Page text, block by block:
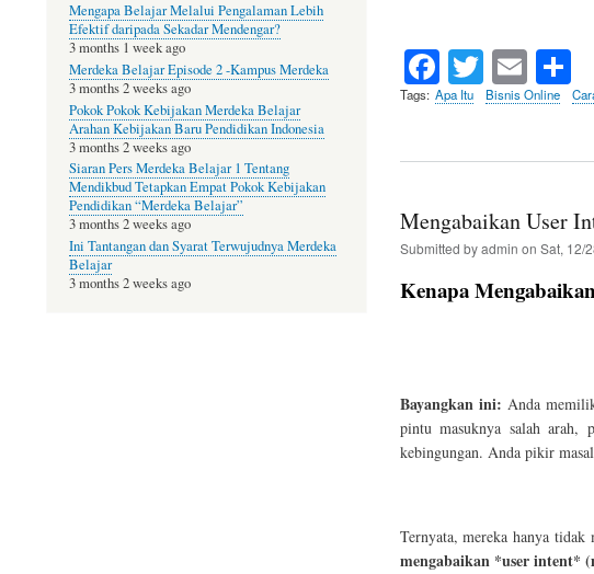
Fa
ce
ok
T
wi
r
E
m
S
Tags Apa Itu Bisnis Online
Mengabaikan User
Submitted byadmin on Sat, 12/
Kenapa
Bayangkan ini: Anda
pintu masuknya salah arah,
kebingungan. Anda pikir
Ternyata, mereka hanya tidak
mengabaikan *user intent*
Mengapa Belajar Melalui Pengalaman Lebih
Efektif daripada Sekadar Mendengar?
3 months 1 week ago
Merdeka Belajar Episode 2 -Kampus Merdeka
3 months 2 weeks ago
Pokok Pokok Kebijakan Merdeka Belajar
Arahan Kebijakan Baru Pendidikan Indonesia
3 months 2 weeks ago
Siaran Pers Merdeka Belajar 1 Tentang
Mendikbud Tetapkan Empat Pokok Kebijakan
Pendidikan “Merdeka Belajar”
3 months 2 weeks ago
Ini Tantangan dan Syarat Terwujudnya Merdeka
Belajar
3 months 2 weeks ago